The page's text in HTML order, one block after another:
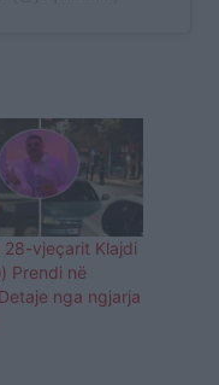
28-vjeçarit Klajdi
Prendi në
nga ngjarja